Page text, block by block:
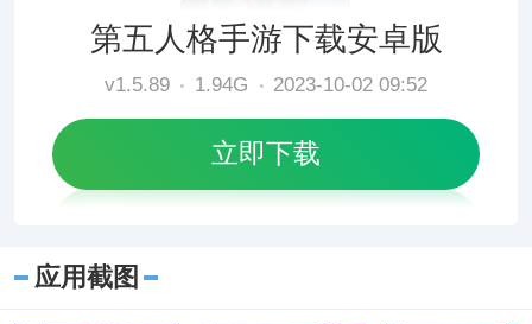
第五人格手游下载安卓版
v1.5.89 1.94G 2023-10-02 09:52
立即下载
应用截图